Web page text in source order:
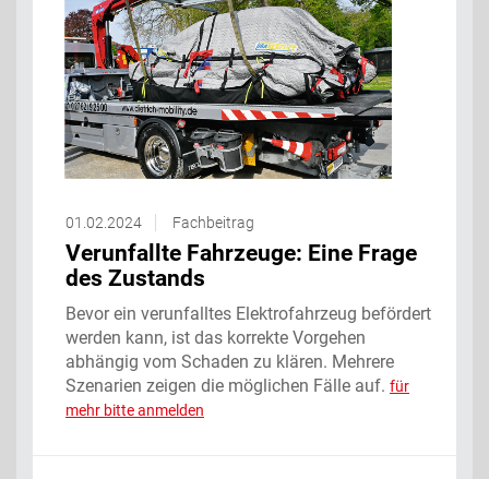
01.02.2024 Fachbeitrag
Verunfallte Fahrzeuge: Eine Frage
des Zustands
Bevor ein verunfalltes Elektrofahrzeug befördert
werden kann, ist das korrekte Vorgehen
abhängig vom Schaden zu klären. Mehrere
Szenarien zeigen die möglichen Fälle auf. für
mehr bitte anmelden